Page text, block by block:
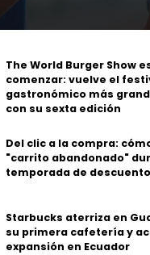
The World Burger Show
comenzar: vuelve el
gastronómico más
con su sexta edición
Del clic a la compra:
"carrito abandonado"
temporada de
Starbucks aterriza en
su primera cafetería y
expansión en Ecuador